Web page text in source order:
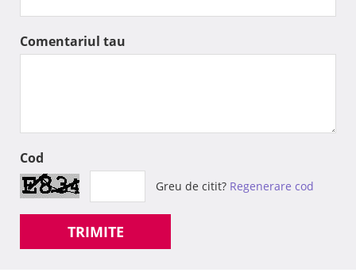
Comentariul tau
Cod
Greu de citit? Regenerare cod
TRIMITE